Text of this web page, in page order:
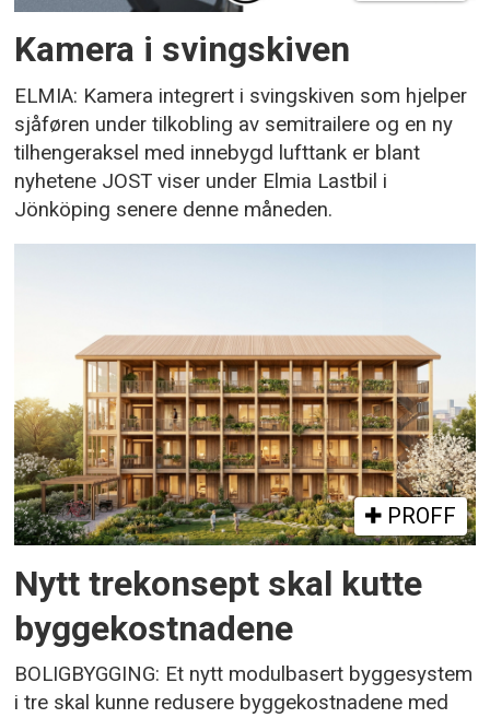
Kamera i svingskiven
ELMIA: Kamera integrert i svingskiven som hjelper
sjåføren under tilkobling av semitrailere og en ny
tilhengeraksel med innebygd lufttank er blant
nyhetene JOST viser under Elmia Lastbil i
Jönköping senere denne måneden.
PROFF
Nytt trekonsept skal kutte
byggekostnadene
BOLIGBYGGING: Et nytt modulbasert byggesystem
i tre skal kunne redusere byggekostnadene med